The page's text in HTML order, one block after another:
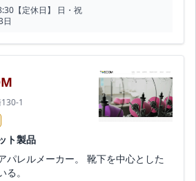
【定休日】 日・祝
日
1
ト製品
パレルメーカー。 靴下を中心とした
。